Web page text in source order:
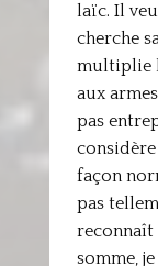
laïc. Il
cherche
multiplie
aux
pas
façon
pas
reconnaît
somme,